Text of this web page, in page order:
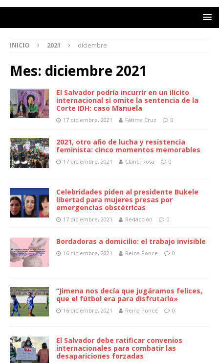
INICIO 2021 diciembre
Mes: diciembre 2021
El Salvador podría incurrir en un ilícito
internacional si omite la sentencia de la
Corte IDH: caso Manuela
17 diciembre, 2021 Fátima Cruz 0
2021, otro año de lucha y resistencia
feminista: cinco momentos memorables
17 diciembre, 2021 Clanci Rosa 0
Celebridades piden al presidente Bukele
libertad para mujeres presas por
emergencias obstétricas
17 diciembre, 2021 Redacción 0
Bordadoras a domicilio: el trabajo invisible
16 diciembre, 2021 Reina Ponce 0
“Jimena nos decía que jugáramos felices,
que el fútbol era para disfrutarlo»
16 diciembre, 2021 Reina Ponce 0
El Salvador debe ratificar convenios
internacionales para combatir las
desapariciones forzadas